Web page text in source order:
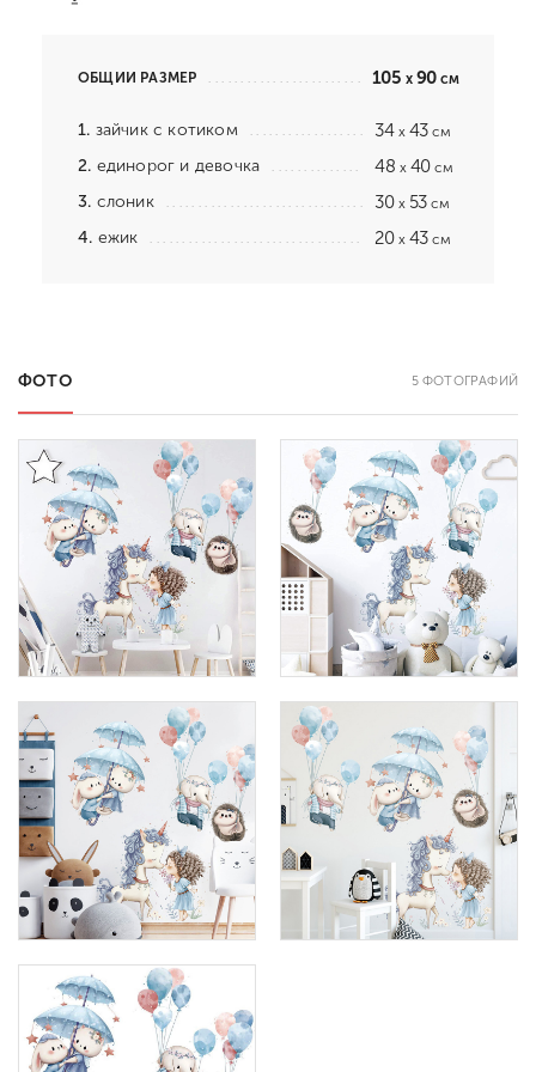
ОБЩИЙ РАЗМЕР 105 x90 см
1. зайчик с котиком 34 x43 см
2. единорог и девочка 48 x40 см
3. слоник 30 x53 см
4. ежик 20 x43 см
ФОТО 5 ФОТОГРАФИЙ